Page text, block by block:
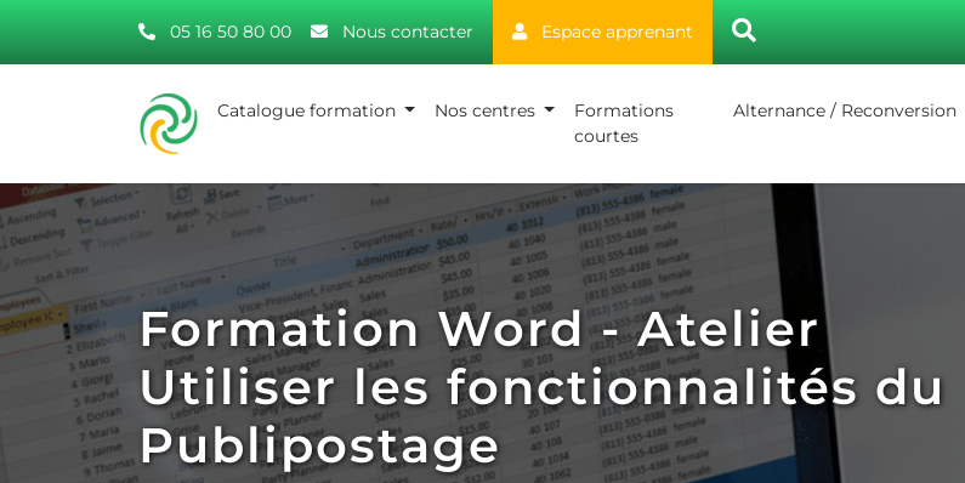
05 16 50 80 00 Nous contacter Espace apprenant
Catalogue formation Nos centres
Formations
courtes
Alternance / Reconversion
Formation Word - Atelier
Utiliser les fonctionnalités du
Publipostage